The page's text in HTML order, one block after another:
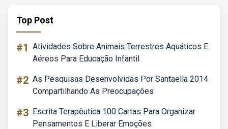
Top Post
#1 Atividades Sobre Animais Terrestres Aquáticos E
Aéreos Para Educação Infantil
#2 As Pesquisas Desenvolvidas Por Santaella 2014
Compartilhando As Preocupações
#3 Escrita Terapêutica 100 Cartas Para Organizar
Pensamentos E Liberar Emoções